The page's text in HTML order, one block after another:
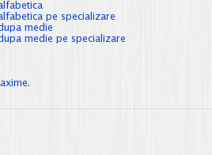
pe specializare
medie
medie pe specializare